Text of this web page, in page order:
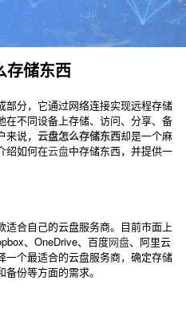
存储东西
部分，它通过网络连接实现远程存储
在不同设备上存储、访问、分享、备
说， 云盘怎么存储东西却是一个麻
绍如何在云盘中存储东西，并提供一
合自己的云盘服务商。目前市面上
、OneDrive、百度网盘、阿里云
一个最适合的云盘服务商，确定存储
份等方面的需求。